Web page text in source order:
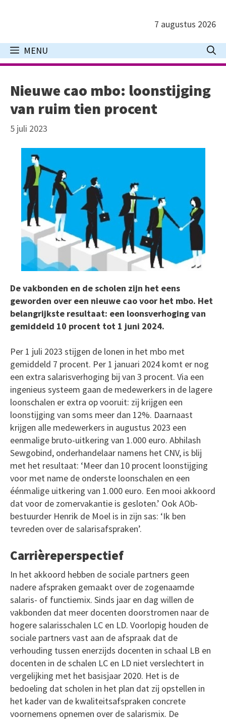
inhoud
7 augustus 2026
MENU
Nieuwe cao mbo: loonstijging
van ruim tien procent
5 juli 2023
De vakbonden en de scholen zijn het eens
geworden over een nieuwe cao voor het mbo. Het
belangrijkste resultaat: een loonsverhoging van
gemiddeld 10 procent tot 1 juni 2024.
Per 1 juli 2023 stijgen de lonen in het mbo met
gemiddeld 7 procent. Per 1 januari 2024 komt er nog
een extra salarisverhoging bij van 3 procent. Via een
ingenieus systeem gaan de medewerkers in de lagere
loonschalen er extra op vooruit: zij krijgen een
loonstijging van soms meer dan 12%. Daarnaast
krijgen alle medewerkers in augustus 2023 een
eenmalige bruto-uitkering van 1.000 euro. Abhilash
Sewgobind, onderhandelaar namens het CNV, is blij
met het resultaat: ‘Meer dan 10 procent loonstijging
voor met name de onderste loonschalen en een
éénmalige uitkering van 1.000 euro. Een mooi akkoord
dat voor de zomervakantie is gesloten.’ Ook AOb-
bestuurder Henrik de Moel is in zijn sas: ‘Ik ben
tevreden over de salarisafspraken’.
Carrièreperspectief
In het akkoord hebben de sociale partners geen
nadere afspraken gemaakt over de zogenaamde
salaris- of functiemix. Sinds jaar en dag willen de
vakbonden dat meer docenten doorstromen naar de
hogere salarisschalen LC en LD. Voorlopig houden de
sociale partners vast aan de afspraak dat de
verhouding tussen enerzijds docenten in schaal LB en
docenten in de schalen LC en LD niet verslechtert in
vergelijking met het basisjaar 2020. Het is de
bedoeling dat scholen in het plan dat zij opstellen in
het kader van de kwaliteitsafspraken concrete
voornemens opnemen over de salarismix. De